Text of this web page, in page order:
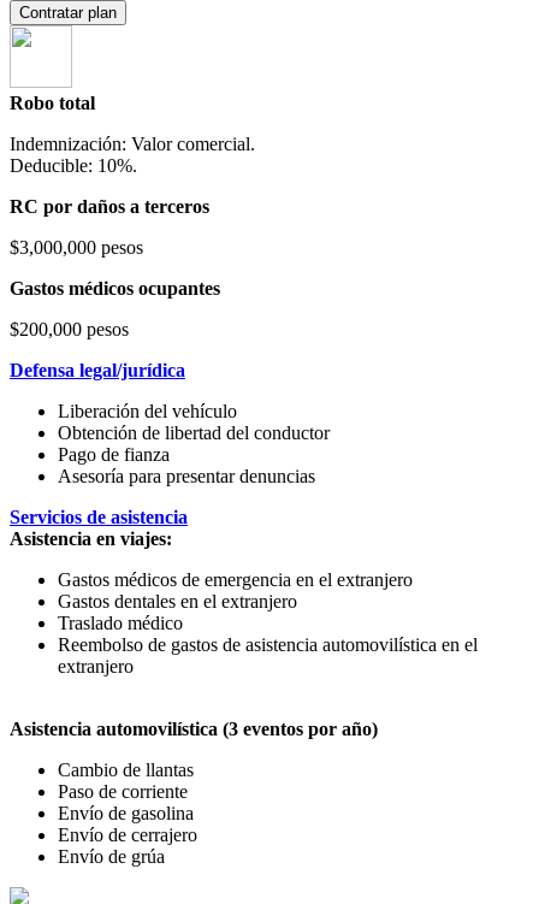
Contratar plan
Robo total
Indemnización: Valor comercial.
Deducible: 10%.
RC por daños a terceros
$3,000,000 pesos
Gastos médicos ocupantes
$200,000 pesos
Defensa legal/jurídica
Liberación del vehículo
Obtención de libertad del conductor
Pago de fianza
Asesoría para presentar denuncias
Servicios de asistencia
Asistencia en viajes:
Gastos médicos de emergencia en el extranjero
Gastos dentales en el extranjero
Traslado médico
Reembolso de gastos de asistencia automovilística en el
extranjero
Asistencia automovilística (3 eventos por año)
Cambio de llantas
Paso de corriente
Envío de gasolina
Envío de cerrajero
Envío de grúa